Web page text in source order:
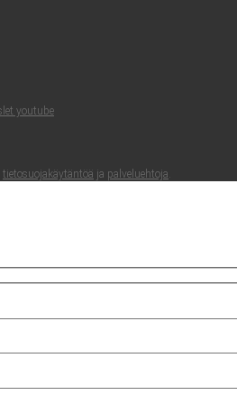
tie­to­suo­ja­käy­tän­töä ja pal­ve­lueh­to­ja